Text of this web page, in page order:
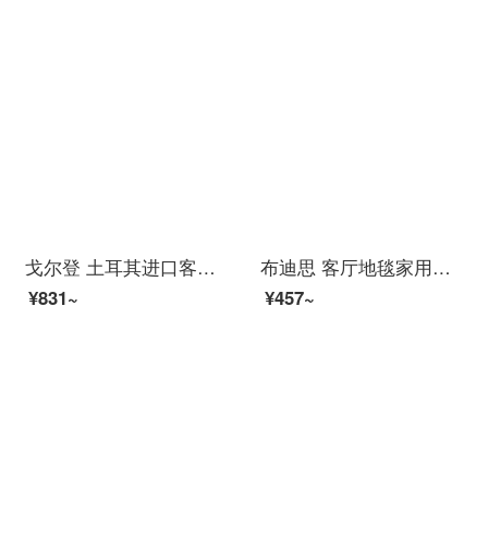
戈尔登 土耳其进口客厅地毯现代简约沙发茶几毯卧室地毯 7595A_F0313 0.8x1.2米【适用于玄关门口】
¥831~
布迪思 客厅地毯家用卧室现代轻奢北欧床边沙发茶几地毯ins风大面积 轻奢6 80*120CM
¥457~